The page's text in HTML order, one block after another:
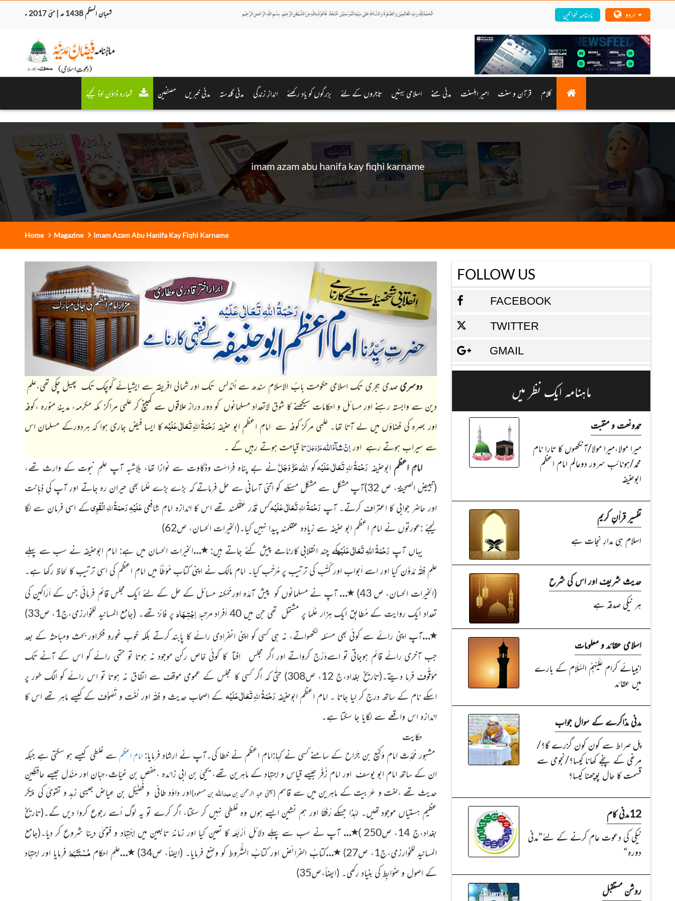
شعبان المعظم 1438 ھ | مئی 2017 ء ماہنامہ خواتین
کلام قرآن و سنت امیرِ اہلسنت مدنی منے اسلامی بہنیں تاجروں کے لئے بزرگوں کو یاد رکھئے اندازِ زندگی مدنی گلدستہ مدنی خبریں مصنفین شمارہ ڈاؤن لوڈ کیجئے
imam azam abu hanifa kay fiqhi karname
Home Magazine Imam Azam Abu Hanifa Kay Fiqhi Karname
دوسریصدی ہجری تک اسلامی حکومت بابُ الاسلام سندھ سے اُنْدُلس تک اور شمالی افریقہ سے ایشیائے کُوچَک تک پھیل چکی تھی،علمِ
دین سے وابستہ رہنے اور مسائل و احکامات سیکھنے کا شوق لاتعداد مسلمانوں کو دور دراز علاقوں سے کھینچ کر علمی مراکز مکہ مکرمہ، مدینۂ منورہ ،کوفہ
اور بصرہ کی فضاؤں میں لے آتا تھا۔ علمی مرکز کوفہ سے امامِ اعظم ابو حنیفہرَحْمَۃُاللّٰہِتَعَالٰی عَلَیْہکا ایسا فیض جاری ہوا کہ ہردورکے مسلمان اس
سے سیراب ہوتے رہے اوراِنْ شآءَاللہعَزَّ وَجَلَّتا قیامت ہوتے رہیں گے ۔
امامِ اعظم ابوحنیفہ رَحْمَۃُاللّٰہِتَعَالٰی عَلَیْہکو اللہعَزَّ وَجَلَّنے بے پناہ فِرَاسَت وذَکَاوت سے نوازا تھا، بلاشبہ آپ عِلمِ نبوت کے وارث تھے،
(تبییض الصحیفۃ، ص 32) آپ مشکل سے مشکل مسئلے کو اتنی آسانی سے حل فرماتے کہ بڑے بڑے عُلَما بھی حیران رہ جاتے اور آپ کی ذِہَانت
اور حاضر جوابی کا اعتراف کرتے۔ آپ رَحْمَۃُاللّٰہ ِتَعَالٰی عَلَیْہکس قَدْر عَقْلمند تھے اس کا اندازہ امامِ شافِعیعَلَیْہِ رَحمَۃُاللّٰہِالْقَوِیکے اسی فرمان سے لگا
لیجئے :عورتوں نے امامِ اعظم ابو حنیفہ سے زیادہ عقلمند پیدا نہیں کیا۔(الخیرات الحسان، ص62)
یہاں آپ رَحْمَۃُ اللہِ تَعَالٰی عَلَیْہکے چند انقلابی کارنامے پیش کئے جاتے ہیں:٭…الخیرات الحسان میں ہے: امام ابوحنیفہ نے سب سے پہلے
علمِ فِقْہ مُدَوَّن کیا اور اسے اَبواب اور کُتُب کی ترتیب پر مُرَتَّب کیا۔ امام مالک نے اپنی کتاب مُوَطَّأ میں امامِ اعظم کی اسی ترتیب کا لحاظ رکھا ہے۔
(الخیرات الحسان، ص 43) ٭…آپ نے مسلمانوں کو پیش آمَدَہ اورمُمْکِنہ مسائل کے حل کے لئے ایک مجلس قائم فرمائیجس کے اَرَاکین کی
تعداد ایک روایت کے مُطابِق ایک ہزار عُلَما پر مشتمل تھی جن میں 40 اَفراد مرتبۂ
اِجْتِـھَادپر فائز تھے۔ (جامع المسانید للخوارزمی،ج1، ص33)
٭…آپ اپنی رائے سے کوئی بھی مسئلہ لکھواتے، نہ ہی کسی کو اپنی انفرادی رائے کا پابند کرتے بلکہ خوب غورو فکراور بحث ومباحثہ کے بعد
جب آخری رائے قائم ہوجاتی تو اسےدَرْج کرواتے اور اگر مجلسِ اِفتا کا کوئی خاص رکن موجود نہ ہوتا تو حتمی رائے کو اس کے آنے تک
مَوْقُوف فرما دیتے۔(تاریخ بغداد،ج 12، ص308)
حتّٰی کہ اگر کسی کا مجلس کے عمومی موقف سے اتفاق نہ ہوتا تو اس رائے کو الگ طور پر
اسکے نام کے ساتھ درج کر لیا جاتا ۔ امام اعظم ابوحنیفہرَحْمَۃُاللّٰہِتَعَالٰی عَلَیْہ کے اصحاب حدیث و فِقْہ اور لُغَت و تَصَوُّف کے کیسے ماہر تھے اس کا
اندازہ اس واقعے سے لگایا جا سکتا ہے۔
حکایت
مشہور مُحَدِّث امام وَکِیْع بن جَرّاح کے سامنے کسی نے کہا:امامِ اعظم نے خطا کی۔آپ نے ارشاد فرمایا:امامِ اعظم سے غلطی کیسے ہو سکتی ہے جبکہ
ان کے ساتھ امام ابو یوسف اور امام زُفَر جیسے قیاس و اجتہاد کے ماہرین تھے، یحییٰ بن ابی زائدہ ،حَفص بن غیّاث،حِبَان اور مَنْدَل جیسے حافِظِینِ
حدیث تھے ،لغت و عَرَبیت کے ماہرین میں سے قاسم (یعنی عبد الرحمٰن بنعبداللہبن مسعود)اور داؤد طائی و فُضَیْل بن عِیاض جیسی زہد و تقویٰ کی پیکر
عظیم ہستیاں موجود تھیں۔ لہٰذا جسکے رُفَقَا اور ہم نشین ایسے ہوں وہ غلطی نہیں کر سکتا، اگر کرے تو یہ لوگ اُسے رجوع کروا دیں گے۔(تاریخ
بغداد،ج 14، ص250 )
٭…آپ نے سب سے پہلے دلائلِ اَرْبَعَہ کا تعین کیا اور زمانۂ تابعین میں اِجْتِہَاد و فتویٰ دینا شروع کر دیا۔(جامع
المسانید للخوارزمی،ج1، ص27)
٭…کتابُ الفرائض اور کتابُ الشُّروط کو وضع فرمایا۔ (ایضاً، ص34) ٭…علمِ احکام مُسْتَنْبَطفرمایا اور اجتہاد
کے اصول و ضَوَابِط کی بنیاد رکھی۔ (ایضاً،ص35)
FOLLOW US
FACEBOOK
TWITTER
GMAIL
ماہنامہ ایک نظر میں
حمدونعت و منقبت
میرا مولا،میرا مولا/آنکھوں کا تارا نام
محمد/ہونائبِ سرور دوعالم امام اعظم
ابوحنیفہ
تفسیر قراٰنِ کریم
اسلام ہی مدارِ نجات ہے
حدیث شریف اور اس کی شرح
ہر نیکی صدقہ ہے
اسلامی عقائد و معلومات
انبیائے کرام عَلَیْہِمُ السَّلَام کے بارے
میں عقائد
مدنی مذاکرے کے سوال جواب
پل صراط سے کون کون گزرے گا؟/
مرغی کے پنجے کھانا کیسا؟/نجومی سے
قسمت کا حال پوچھنا کیسا؟
12مدنی کام
نیکی کی دعوت عام کرنے کے لئے”مدنی
دورہ“
روشن مستقبل